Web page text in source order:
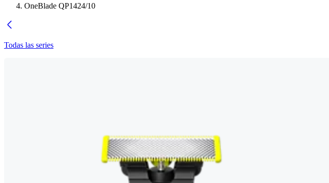
OneBlade QP1424/10
Todas las series